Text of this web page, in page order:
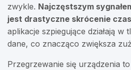
zwykle. Najczęstszym
jest drastyczne skrócenie
aplikacje szpiegujące działają w
dane, co znacząco zwiększa
Przegrzewanie się urządzenia